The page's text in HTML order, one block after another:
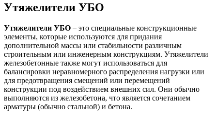
Утяжелители УБО
Утяжелители УБО – это специальные конструкционные
элементы, которые используются для придания
дополнительной массы или стабильности различным
строительным или инженерным конструкциям. Утяжелители
железобетонные также могут использоваться для
балансировки неравномерного распределения нагрузки или
для предотвращения смещений или перемещений
конструкции под воздействием внешних сил. Они обычно
выполняются из железобетона, что является сочетанием
арматуры (обычно стальной) и бетона.